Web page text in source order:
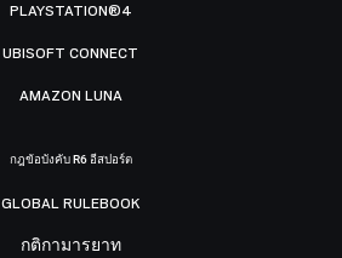
PLAYSTATION®4
UBISOFT CONNECT
AMAZON LUNA
กฎข้อบังคับ R6 อีสปอร์ต
GLOBAL RULEBOOK
กติกามารยาท